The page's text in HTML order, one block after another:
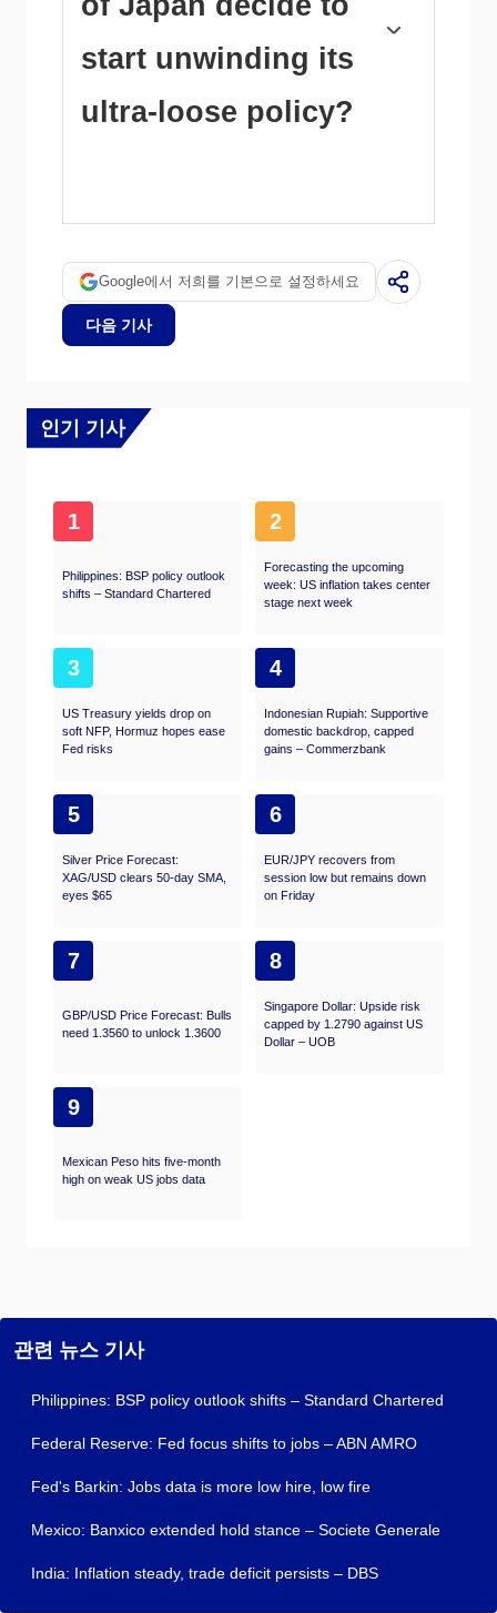
inflation. The BoJ’s policy led to a widening
differential with other currencies, dragging
down the value of the Yen. This trend partly
reversed in 2024, when the BoJ decided to
start unwinding its
ultra-loose policy?
which exceeded the BoJ’s 2% target. The
key element fuelling inflation – also contributed
to the move.
Google에서 저희를 기본으로 설정하세요
다음 기사
인기 기사
1
Philippines: BSP policy outlook
shifts – Standard Chartered
2
Forecasting the upcoming
week: US inflation takes center
stage next week
3
US Treasury yields drop on
soft NFP, Hormuz hopes ease
Fed risks
4
Indonesian Rupiah: Supportive
domestic backdrop, capped
gains – Commerzbank
5
Silver Price Forecast:
XAG/USD clears 50-day SMA,
eyes $65
6
EUR/JPY recovers from
session low but remains down
on Friday
7
GBP/USD Price Forecast: Bulls
need 1.3560 to unlock 1.3600
8
Singapore Dollar: Upside risk
capped by 1.2790 against US
Dollar – UOB
9
Mexican Peso hits five-month
high on weak US jobs data
관련 뉴스 기사
Philippines: BSP policy outlook shifts – Standard Chartered
Federal Reserve: Fed focus shifts to jobs – ABN AMRO
Fed's Barkin: Jobs data is more low hire, low fire
Mexico: Banxico extended hold stance – Societe Generale
India: Inflation steady, trade deficit persists – DBS